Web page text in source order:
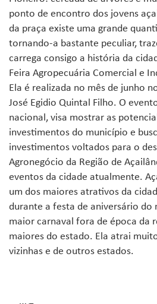
ponto de encontro dos jovens
da praça existe uma grande
tornando-a bastante peculiar,
carrega consigo a história da
Feira Agropecuária Comercial e
Ela é realizada no mês de junho
José Egidio Quintal Filho. O
nacional, visa mostrar as
investimentos do município e
investimentos voltados para o
Agronegócio da Região de
eventos da cidade atualmente.
um dos maiores atrativos da
durante a festa de aniversário do
maior carnaval fora de época da
maiores do estado. Ela atrai
vizinhas e de outros estados.